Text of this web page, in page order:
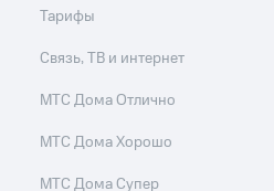
Тарифы
Связь, ТВ и интернет
МТС Дома Отлично
МТС Дома Хорошо
МТС Дома Супер